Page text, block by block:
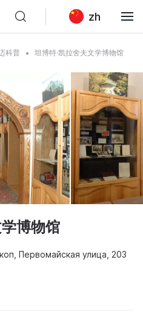
zh
科普 坦博特·凯拉舍夫文学博物馆
博物馆
Первомайская улица, 203